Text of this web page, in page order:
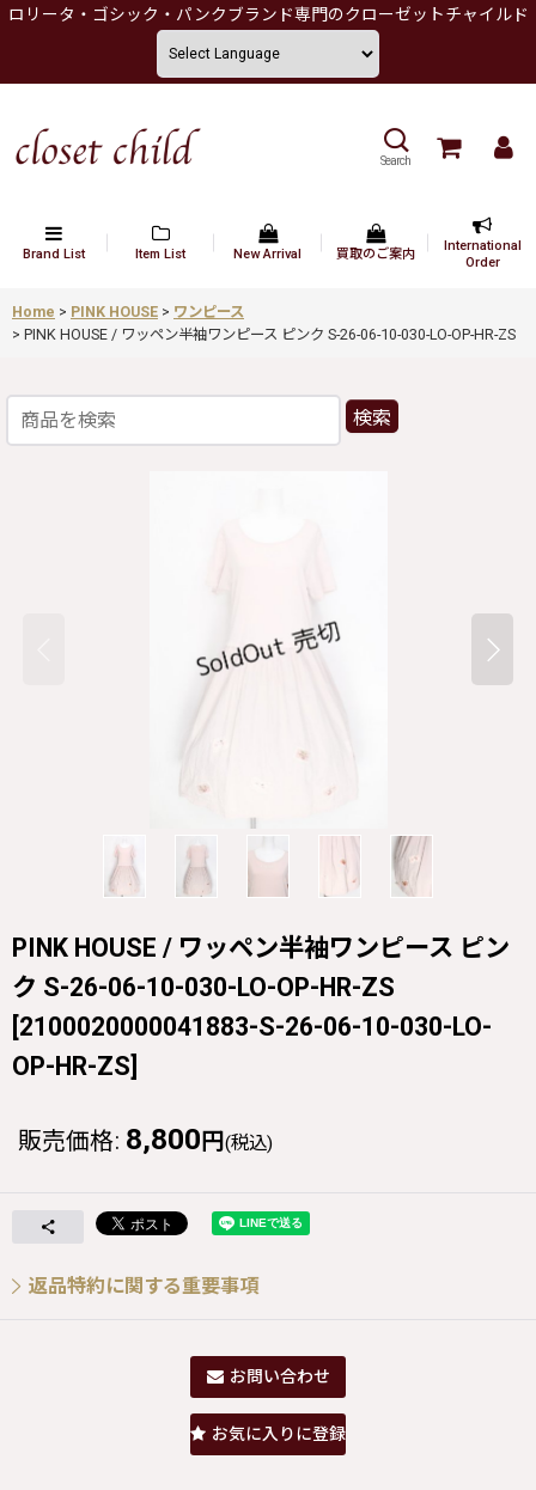
ロリータ・ゴシック・パンクブランド専門のクローゼットチャイルド
Search
Brand List Item List New Arrival 買取のご案内
International
Order
Home > PINK HOUSE > ワンピース
> PINK HOUSE / ワッペン半袖ワンピース ピンク S-26-06-10-030-LO-OP-HR-ZS
検索
PINK HOUSE / ワッペン半袖ワンピース ピン
ク S-26-06-10-030-LO-OP-HR-ZS
[2100020000041883-S-26-06-10-030-LO-
OP-HR-ZS]
販売価格: 8,800 円 (税込)
返品特約に関する重要事項
お問い合わせ
お気に入りに登録